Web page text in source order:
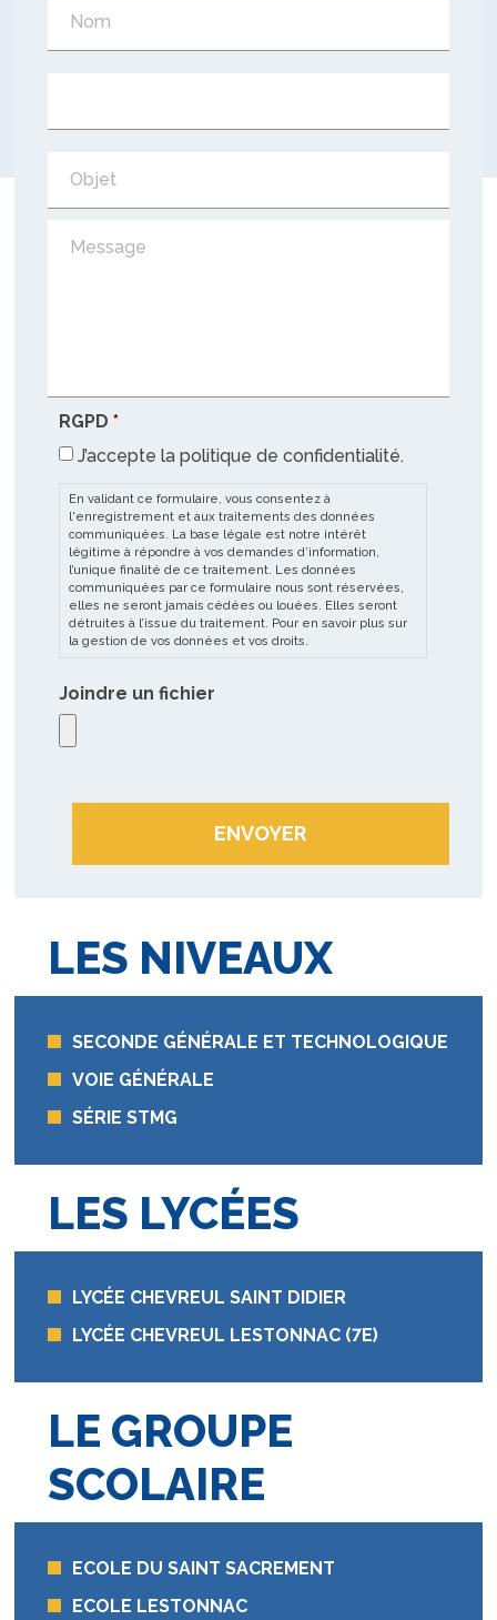
RGPD *
J’accepte la politique de confidentialité.
En validant ce formulaire, vous consentez à
l'enregistrement et aux traitements des données
communiquées. La base légale est notre intérêt
légitime à répondre à vos demandes d’information,
l’unique finalité de ce traitement. Les données
communiquées par ce formulaire nous sont réservées,
elles ne seront jamais cédées ou louées. Elles seront
détruites à l’issue du traitement. Pour en savoir plus sur
la gestion de vos données et vos droits.
Joindre un fichier
LES NIVEAUX
SECONDE GÉNÉRALE ET TECHNOLOGIQUE
VOIE GÉNÉRALE
SÉRIE STMG
LES LYCÉES
LYCÉE CHEVREUL SAINT DIDIER
LYCÉE CHEVREUL LESTONNAC (7E)
LE GROUPE
SCOLAIRE
ECOLE DU SAINT SACREMENT
ECOLE LESTONNAC